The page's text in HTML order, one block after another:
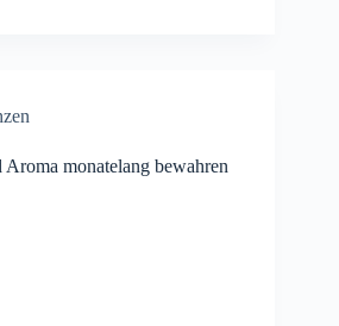
monatelang bewahren